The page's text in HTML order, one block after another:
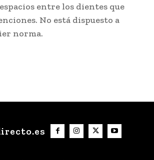
entre los dientes que
No está dispuesto a
norma.